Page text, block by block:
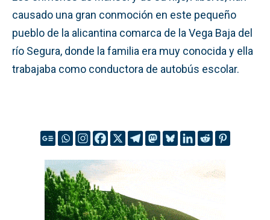
causado una gran conmoción en este pequeño
pueblo de la alicantina comarca de la Vega Baja del
río Segura, donde la familia era muy conocida y ella
trabajaba como conductora de autobús escolar.